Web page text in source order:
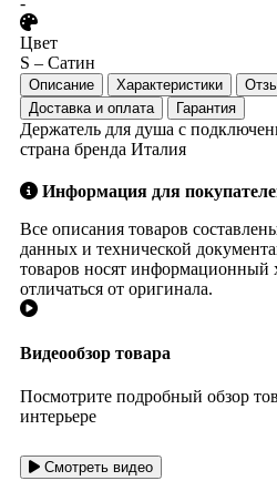
Цвет
S – Сатин
Описание Характеристики
Доставка и оплата
Гарантия
Держатель для душа с
страна бренда Италия
Информация для
Все описания товаров
данных и технической
товаров носят информационный
отличаться от оригинала.
Видеообзор товара
Посмотрите подробный обзор
интерьере
Смотреть видео